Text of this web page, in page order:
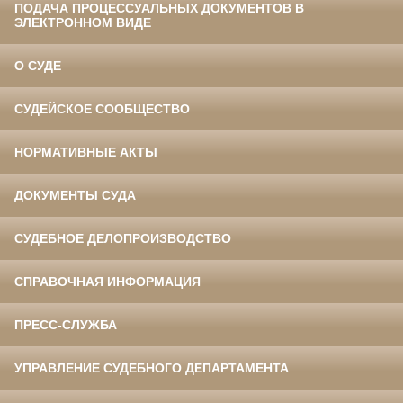
ПОДАЧА ПРОЦЕССУАЛЬНЫХ ДОКУМЕНТОВ В
ЭЛЕКТРОННОМ ВИДЕ
О СУДЕ
СУДЕЙСКОЕ СООБЩЕСТВО
НОРМАТИВНЫЕ АКТЫ
ДОКУМЕНТЫ СУДА
СУДЕБНОЕ ДЕЛОПРОИЗВОДСТВО
СПРАВОЧНАЯ ИНФОРМАЦИЯ
ПРЕСС-СЛУЖБА
УПРАВЛЕНИЕ СУДЕБНОГО ДЕПАРТАМЕНТА